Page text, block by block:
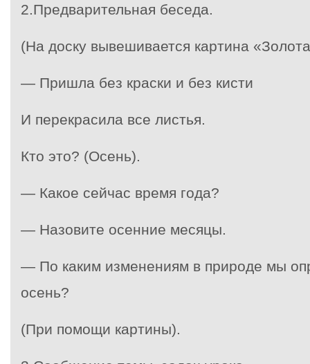
2.Предварительная беседа.
(На доску вывешивается картина
— Пришла без краски и без кисти
И перекрасила все листья.
Кто это? (Осень).
— Какое сейчас время года?
— Назовите осенние месяцы.
— По каким изменениям в природе мы
осень?
(При помощи картины).